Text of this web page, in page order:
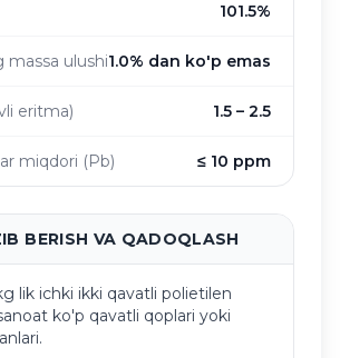
101.5%
massa ulushi1.0% dan ko'p emas
eritma) 1.5 – 2.5
miqdori (Pb) ≤ 10 ppm
BERISH VA QADOQLASH
lik ichki ikki qavatli polietilen
ko'p qavatli qoplari yoki